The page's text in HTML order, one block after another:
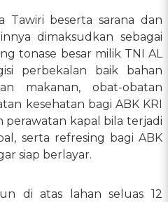
Tawiri beserta sarana dan
dimaksudkan sebagai
tonase besar milik TNI AL
perbekalan baik bahan
makanan, obat-obatan
kesehatan bagi ABK KRI
perawatan kapal bila terjadi
serta refresing bagi ABK
siap berlayar.
di atas lahan seluas 12